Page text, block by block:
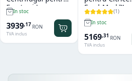
Fructe si Legume
Hendi
In stoc
3939,17 RON
TVA inclus
FreshMark™
Hamilton Beach
(1)
In stoc
5169,31 RON
TVA inclus